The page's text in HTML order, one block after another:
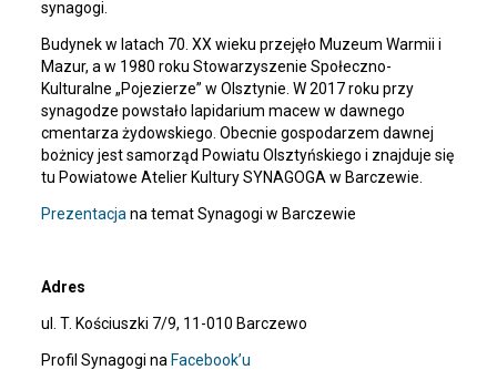
synagogi.
Budynek w latach 70. XX wieku przejęło Muzeum Warmii i
Mazur, a w 1980 roku Stowarzyszenie Społeczno-
Kulturalne „Pojezierze” w Olsztynie. W 2017 roku przy
synagodze powstało lapidarium macew w dawnego
cmentarza żydowskiego. Obecnie gospodarzem dawnej
bożnicy jest samorząd Powiatu Olsztyńskiego i znajduje się
tu Powiatowe Atelier Kultury SYNAGOGA w Barczewie.
Prezentacja na temat Synagogi w Barczewie
Adres
ul. T. Kościuszki 7/9, 11-010 Barczewo
Profil Synagogi na Facebook’u